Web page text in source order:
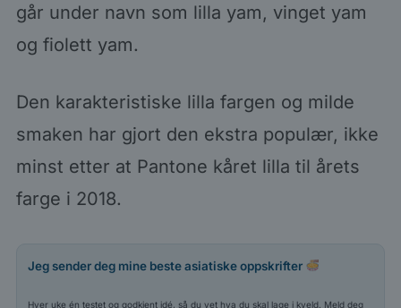
går under navn som lilla yam, vinget yam
og fiolett yam.
Den karakteristiske lilla fargen og milde
smaken har gjort den ekstra populær, ikke
minst etter at Pantone kåret lilla til årets
farge i 2018.
Jeg sender deg mine beste asiatiske oppskrifter
Hver uke én testet og godkjent idé, så du vet hva du skal lage i kveld. Meld deg